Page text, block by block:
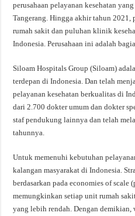
perusahaan pelayanan kesehatan
Tangerang. Hingga akhir tahun 2021,
rumah sakit dan puluhan klinik
Indonesia. Perusahaan ini adalah
Siloam Hospitals Group (Siloam)
terdepan di Indonesia. Dan telah
pelayanan kesehatan berkualitas di
dari 2.700 dokter umum dan dokter
staf pendukung lainnya dan telah
tahunnya.
Untuk memenuhi kebutuhan
kalangan masyarakat di Indonesia.
berdasarkan pada economies of scale
memungkinkan setiap unit rumah
yang lebih rendah. Dengan